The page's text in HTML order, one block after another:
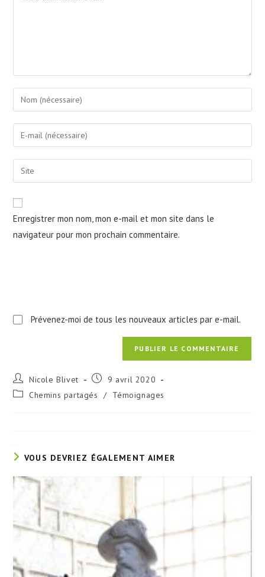
Enter
your
name
comment
Enter
your
email
address
Saisir
l’URL
votre
site
(facultatif)
Enregistrer mon nom, mon e-mail et mon site dans le
navigateur pour mon prochain commentaire.
Prévenez-moi de tous les nouveaux articles par e-mail.
Auteur/autrice
de
la
Nicole Blivet
Publication
9 avril 2020
Post Chemins partagés / Témoignages
VOUS DEVRIEZ ÉGALEMENT AIMER